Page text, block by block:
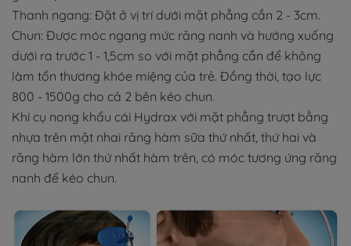
Thanh ngang: Đặt ở vị trí dưới mặt phẳng cắn 2 - 3cm.
Chun: Được móc ngang mức răng nanh và hướng xuống
dưới ra trước 1 - 1,5cm so với mặt phẳng cắn để không
làm tổn thương khóe miệng của trẻ. Đồng thời, tạo lực
800 - 1500g cho cả 2 bên kéo chun.
Khí cụ nong khẩu cái Hydrax với mặt phẳng trượt bằng
nhựa trên mặt nhai răng hàm sữa thứ nhất, thứ hai và
răng hàm lớn thứ nhất hàm trên, có móc tương ứng răng
nanh để kéo chun.